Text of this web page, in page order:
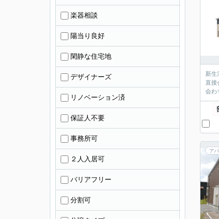
新生
直接
会わ
ア
楽器相談
陽当り良好
閑静な住宅地
デザイナーズ
リノベーション済
保証人不要
事務所可
２人入居可
バリアフリー
分割可